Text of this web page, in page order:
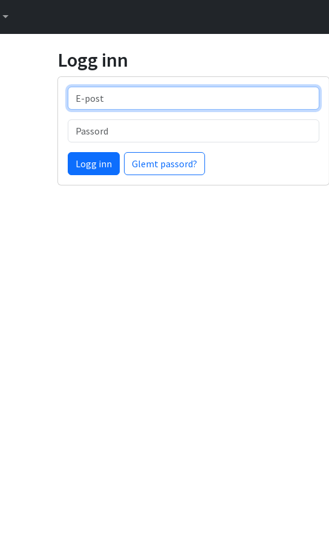
Logg inn
E-post
Passord
Logg inn Glemt passord?